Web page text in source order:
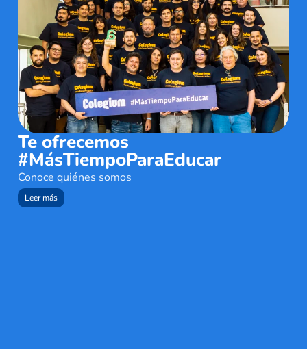
Te ofrecemos
#MásTiempoParaEducar
Conoce quiénes somos
Leer más